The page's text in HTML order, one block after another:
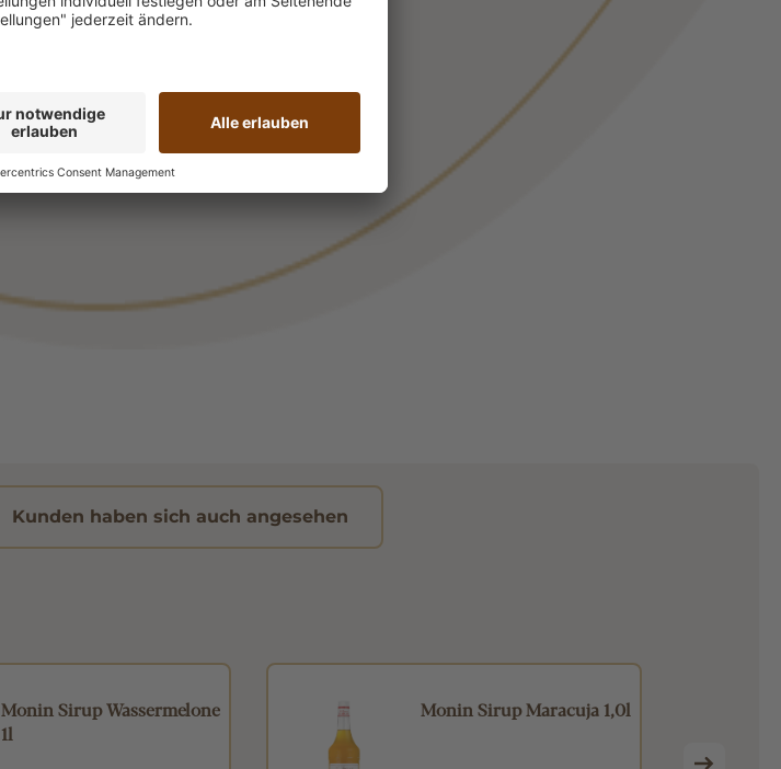
Kunden haben sich auch angesehen
Monin Sirup Wassermelone
1l
Monin Sirup Maracuja 1,0l